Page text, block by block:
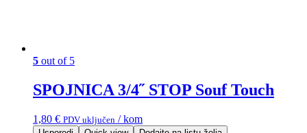
5 out of 5
SPOJNICA 3/4˝ STOP Souf Touch
1,80 € PDV uključen / kom